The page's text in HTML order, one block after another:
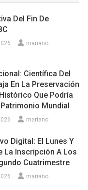
Del Fin De
mariano
Científica Del
En La Preservación
Que Podría
Mundial
mariano
Digital: El Lunes Y
La Inscripción A Los
Cuatrimestre
mariano